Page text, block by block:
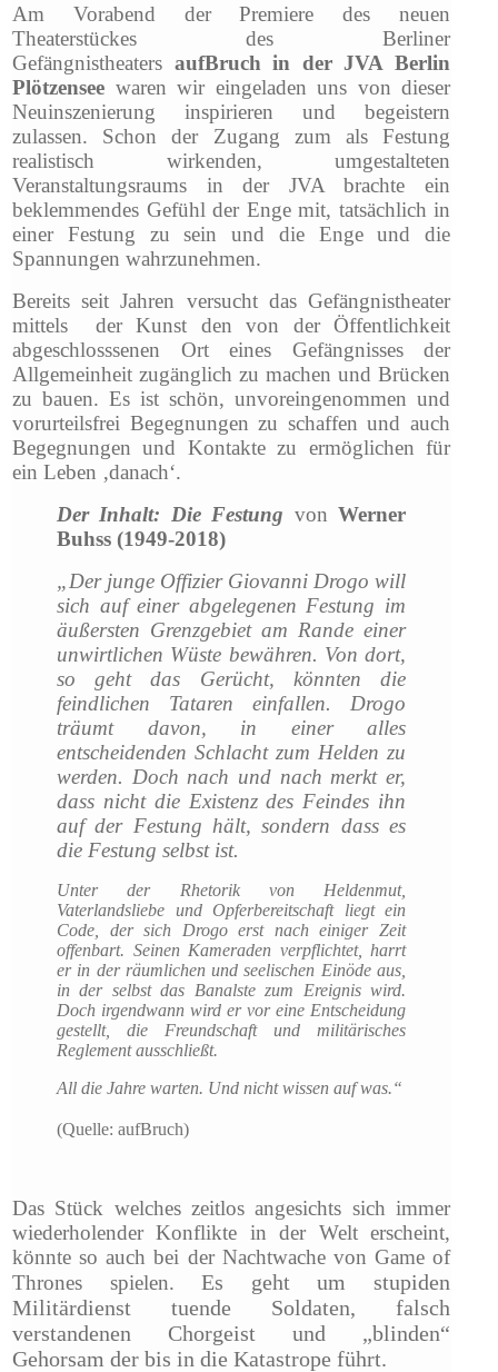
Am Vorabend der Premiere des neuen
Theaterstückes des Berliner
Gefängnistheaters aufBruch in der JVA Berlin
Plötzensee waren wir eingeladen uns von dieser
Neuinszenierung inspirieren und begeistern
zulassen. Schon der Zugang zum als Festung
realistisch wirkenden, umgestalteten
Veranstaltungsraums in der JVA brachte ein
beklemmendes Gefühl der Enge mit, tatsächlich in
einer Festung zu sein und die Enge und die
Spannungen wahrzunehmen.
Bereits seit Jahren versucht das Gefängnistheater
mittels der Kunst den von der Öffentlichkeit
abgeschlosssenen Ort eines Gefängnisses der
Allgemeinheit zugänglich zu machen und Brücken
zu bauen. Es ist schön, unvoreingenommen und
vorurteilsfrei Begegnungen zu schaffen und auch
Begegnungen und Kontakte zu ermöglichen für
ein Leben ‚danach‘.
Der Inhalt: Die Festung vonWerner
Buhss (1949-2018)
„Der junge Offizier Giovanni Drogo will
sich auf einer abgelegenen Festung im
äußersten Grenzgebiet am Rande einer
unwirtlichen Wüste bewähren. Von dort,
so geht das Gerücht, könnten die
feindlichen Tataren einfallen. Drogo
träumt davon, in einer alles
entscheidenden Schlacht zum Helden zu
werden. Doch nach und nach merkt er,
dass nicht die Existenz des Feindes ihn
auf der Festung hält, sondern dass es
die Festung selbst ist.
Unter der Rhetorik von Heldenmut,
Vaterlandsliebe und Opferbereitschaft liegt ein
Code, der sich Drogo erst nach einiger Zeit
offenbart. Seinen Kameraden verpflichtet, harrt
er in der räumlichen und seelischen Einöde aus,
in der selbst das Banalste zum Ereignis wird.
Doch irgendwann wird er vor eine Entscheidung
gestellt, die Freundschaft und militärisches
Reglement ausschließt.
All die Jahre warten. Und nicht wissen auf was.“
(Quelle: aufBruch)
Das Stück welches zeitlos angesichts sich immer
wiederholender Konflikte in der Welt erscheint,
könnte so auch bei der Nachtwache von Game of
Thrones spielen.Es geht um stupiden
Militärdienst tuende Soldaten, falsch
verstandenen Chorgeist und „blinden“
Gehorsam der bis in die Katastrope führt.